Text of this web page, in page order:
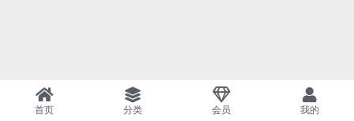
首页 分类 会员 我的